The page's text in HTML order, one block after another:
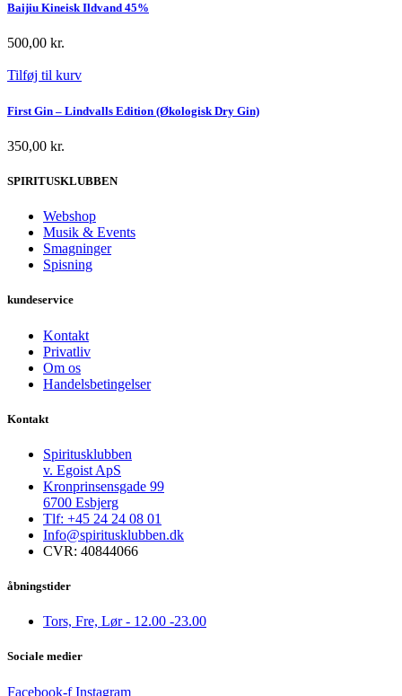
Baijiu Kineisk Ildvand 45%
500,00 kr.
Tilføj til kurv
First Gin – Lindvalls Edition (Økologisk Dry Gin)
350,00 kr.
SPIRITUSKLUBBEN
Webshop
Musik & Events
Smagninger
Spisning
kundeservice
Kontakt
Privatliv
Om os
Handelsbetingelser
Kontakt
Spiritusklubben
v. Egoist ApS
Kronprinsensgade 99
6700 Esbjerg
Tlf: +45 24 24 08 01
Info@spiritusklubben.dk
CVR: 40844066
åbningstider
Tors, Fre, Lør - 12.00 -23.00
Sociale medier
Facebook-f Instagram